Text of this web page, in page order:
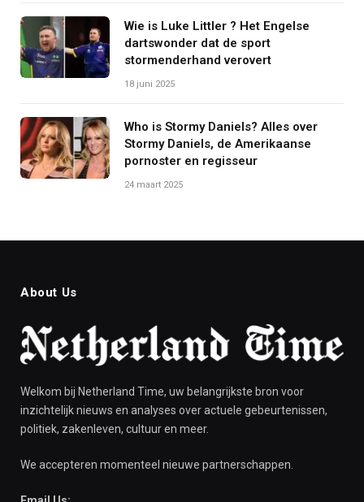
Wie is Luke Littler ? Het Engelse
dartswonder dat de sport
stormenderhand verovert
18 juni 2025
Who is Stormy Daniels? Alles over
Stormy Daniels, de Amerikaanse
pornoster en regisseur
24 maart 2025
About Us
Welkom bij Netherland Time, uw belangrijkste bron voor
inzichtelijk nieuws en analyses over actuele gebeurtenissen,
politiek, zakenleven, cultuur en meer.
We accepteren momenteel nieuwe partnerschappen.